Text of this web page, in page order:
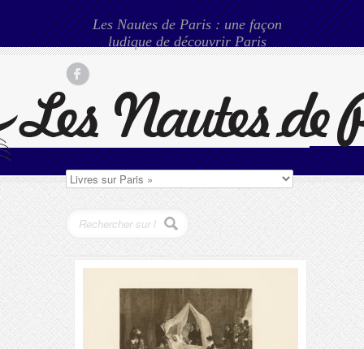
Les Nautes de Paris : une façon
ludique de découvrir Paris